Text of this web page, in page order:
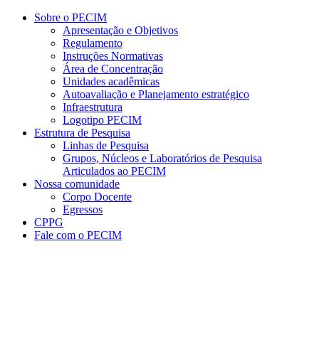
Conteúdo principal Menu principal
Sobre o PECIM
Apresentação e Objetivos
Regulamento
Instruções Normativas
Área de Concentração
Unidades acadêmicas
Autoavaliação e Planejamento estratégico
Infraestrutura
Logotipo PECIM
Estrutura de Pesquisa
Linhas de Pesquisa
Grupos, Núcleos e Laboratórios de Pesquisa
Articulados ao PECIM
Nossa comunidade
Corpo Docente
Egressos
CPPG
Fale com o PECIM